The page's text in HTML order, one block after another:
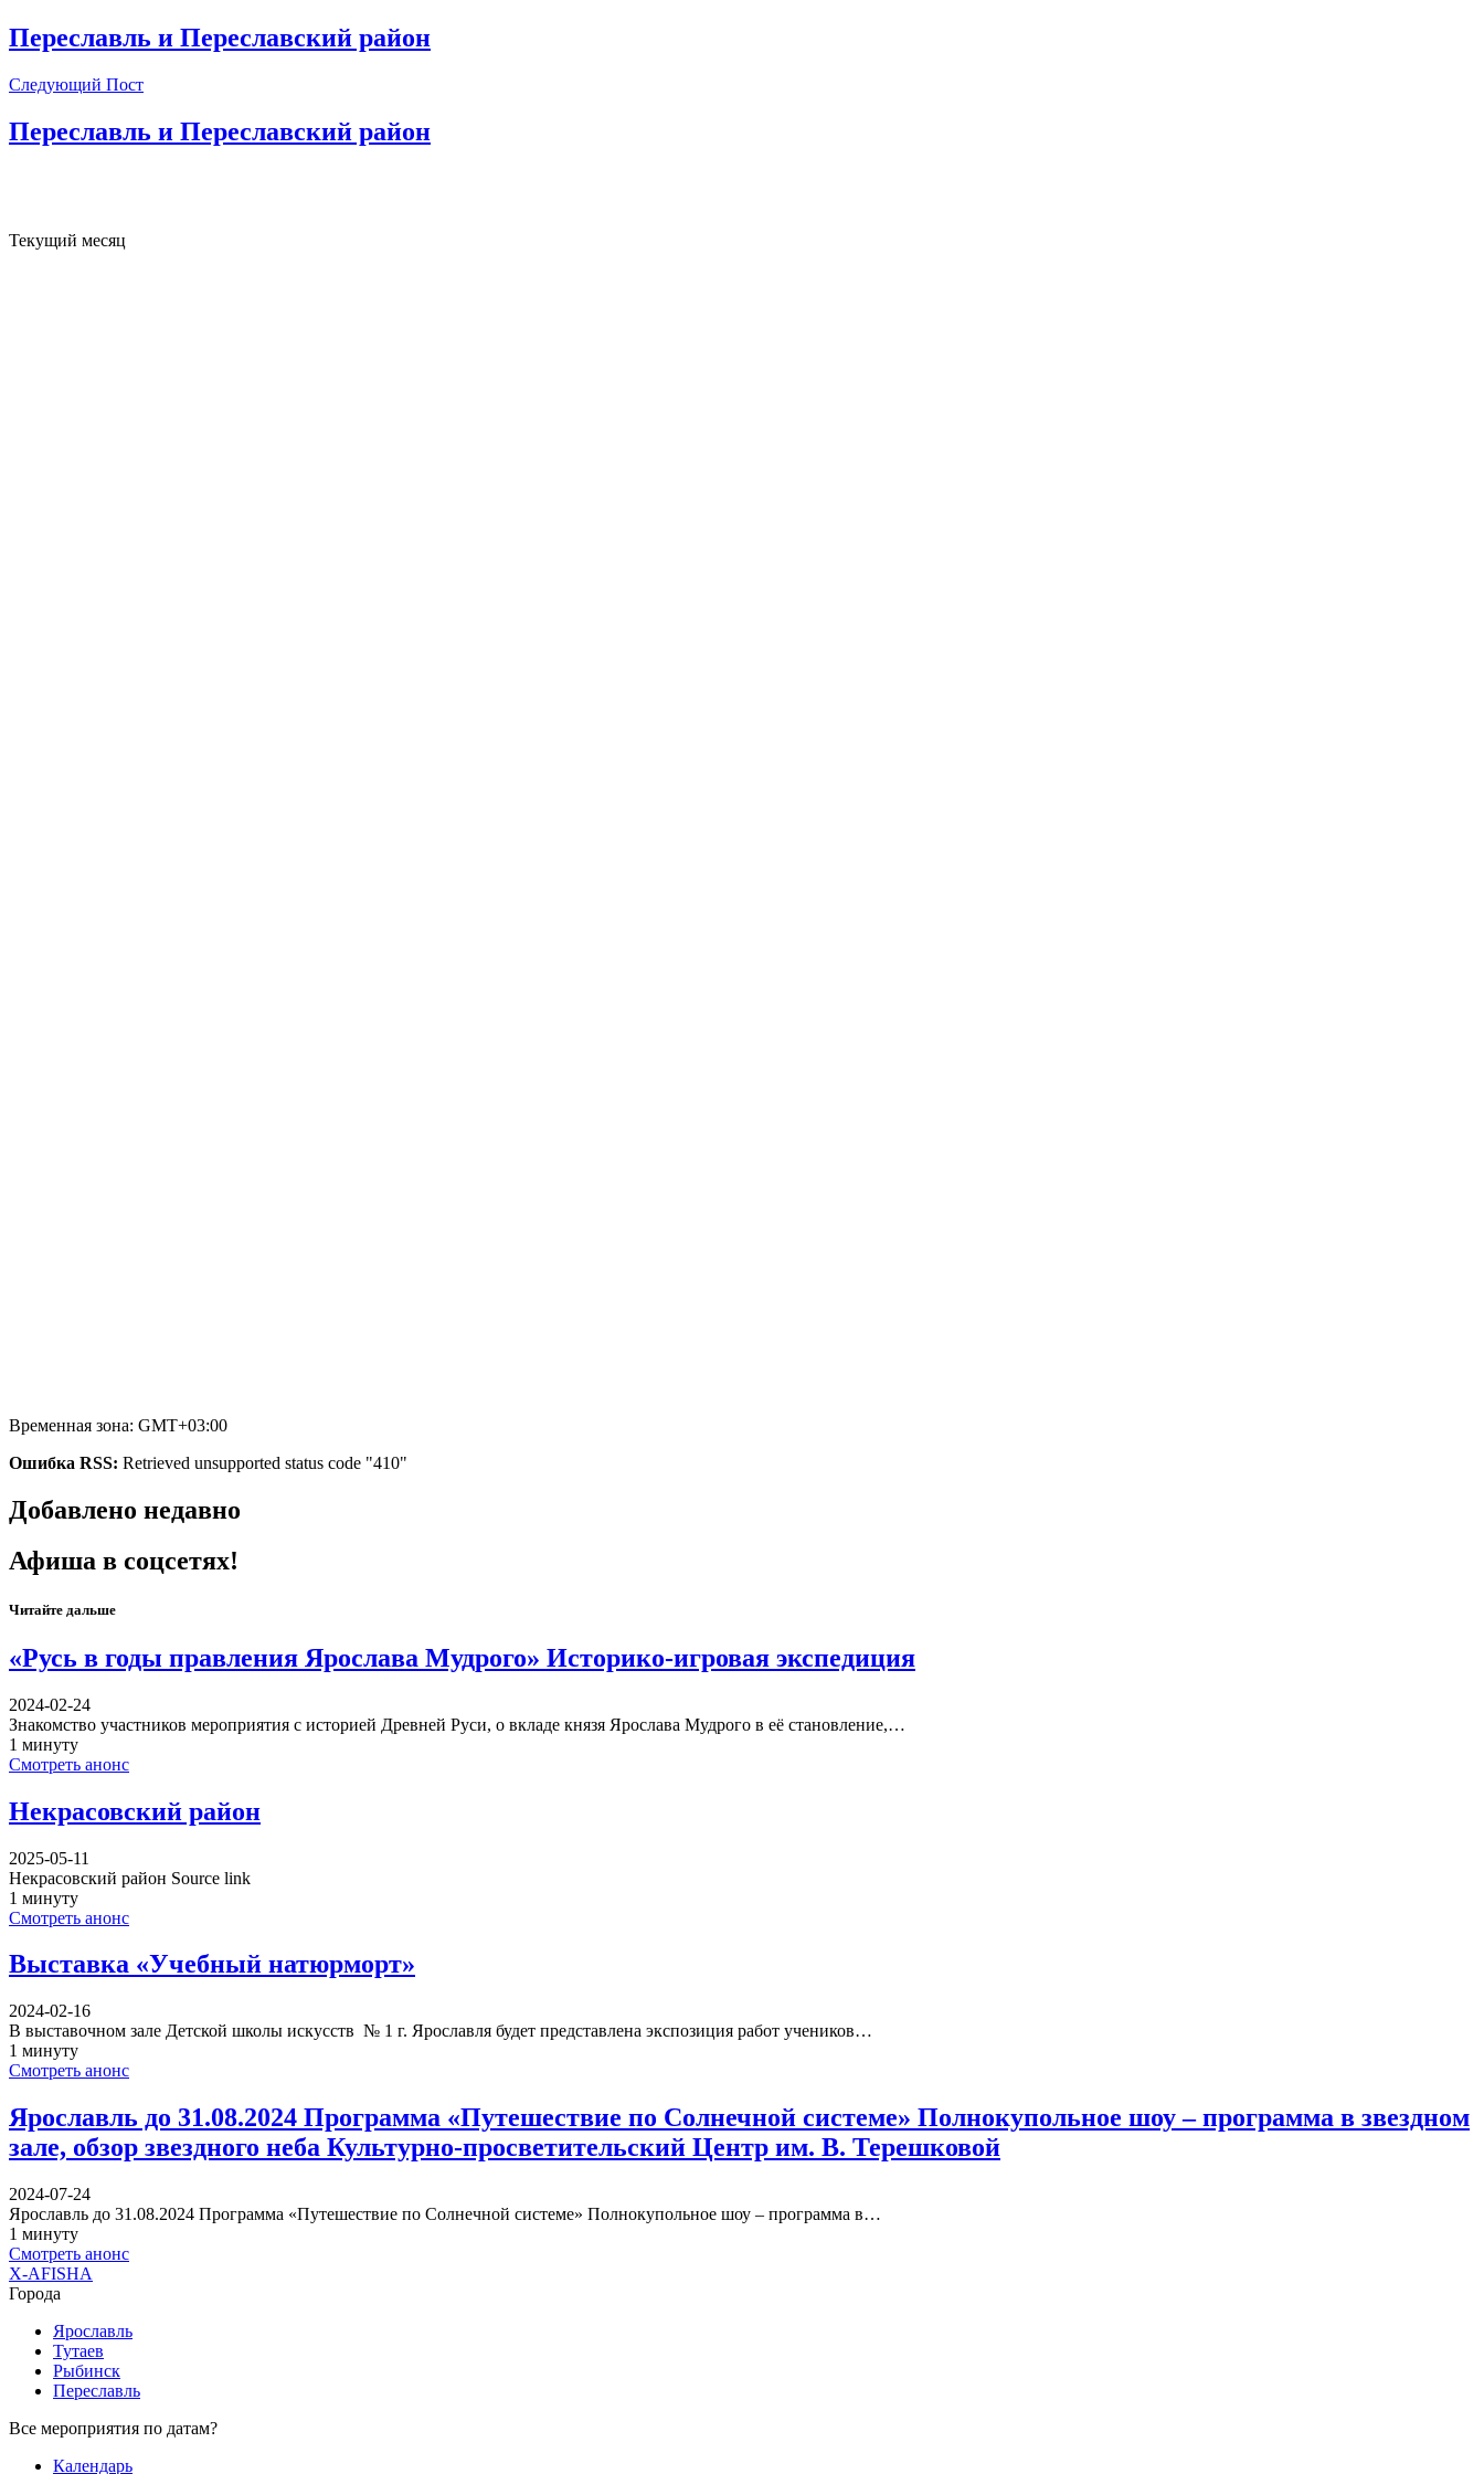
Переславль и Переславский район
Следующий Пост
Переславль и Переславский район
Текущий месяц
Временная зона: GMT+03:00
Ошибка RSS: Retrieved unsupported status code "410"
Добавлено недавно
Афиша в соцсетях!
Читайте дальше
«Русь в годы правления Ярослава Мудрого» Историко-игровая экспедиция
2024-02-24
Знакомство участников мероприятия с историей Древней Руси, о вкладе князя Ярослава Мудрого в её становление,…
1 минуту
Смотреть анонс
Некрасовский район
2025-05-11
Некрасовский район Source link
1 минуту
Смотреть анонс
Выставка «Учебный натюрморт»
2024-02-16
В выставочном зале Детской школы искусств № 1 г. Ярославля будет представлена экспозиция работ учеников…
1 минуту
Смотреть анонс
Ярославль до 31.08.2024 Программа «Путешествие по Солнечной системе» Полнокупольное шоу – программа в звездном
зале, обзор звездного неба Культурно-просветительский Центр им. В. Терешковой
2024-07-24
Ярославль до 31.08.2024 Программа «Путешествие по Солнечной системе» Полнокупольное шоу – программа в…
1 минуту
Смотреть анонс
X-AFISHA
Города
Ярославль
Тутаев
Рыбинск
Переславль
Все мероприятия по датам?
Календарь